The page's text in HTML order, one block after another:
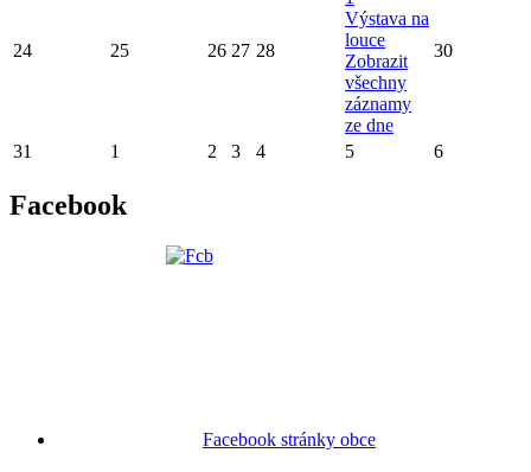
24 25 26 27 28
Výstava na
louce
Zobrazit
všechny
záznamy
ze dne
30
31 1 2 3 4 5 6
Facebook
Facebook stránky obce